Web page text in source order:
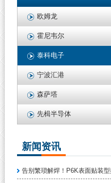
欧姆龙
霍尼韦尔
泰科电子
宁波汇港
森萨塔
先楫半导体
新闻资讯
告别繁琐解焊！P6K表面贴装